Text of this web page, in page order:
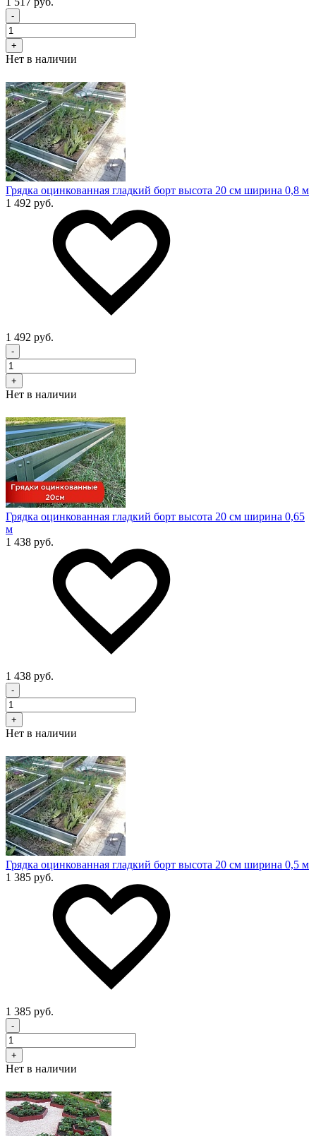
-
+
Нет в наличии
Грядка оцинкованная гладкий борт высота 20 см ширина 0,8 м
1 492 руб.
1 492 руб.
-
+
Нет в наличии
Грядка оцинкованная гладкий борт высота 20 см ширина 0,65
м
1 438 руб.
1 438 руб.
-
+
Нет в наличии
Грядка оцинкованная гладкий борт высота 20 см ширина 0,5 м
1 385 руб.
1 385 руб.
-
+
Нет в наличии